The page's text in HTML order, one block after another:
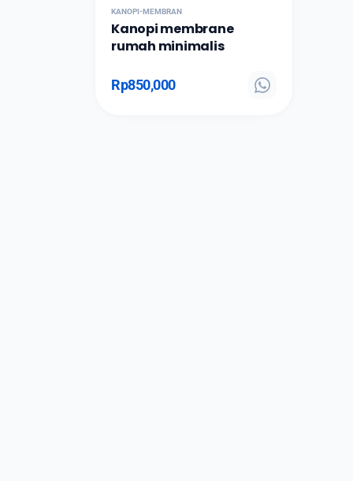
KANOPI-MEMBRAN
Kanopi membrane
rumah minimalis
Rp850,000